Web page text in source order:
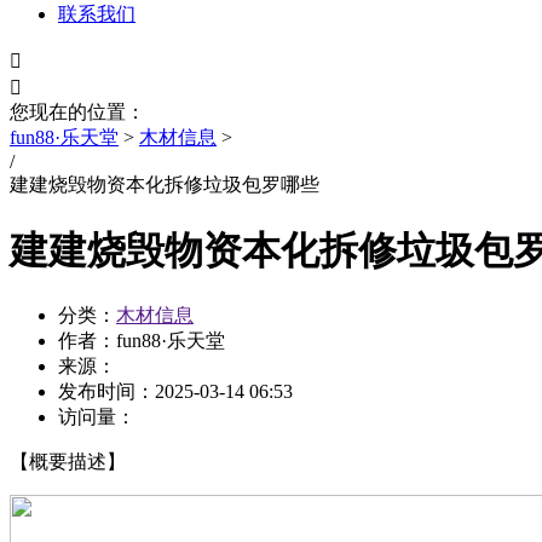
联系我们


您现在的位置：
fun88·乐天堂 > 木材信息 >
/
建建烧毁物资本化拆修垃圾包罗哪些
建建烧毁物资本化拆修垃圾包
分类： 木材信息
作者：fun88·乐天堂
来源：
发布时间： 2025-03-14 06:53
访问量：
【概要描述】